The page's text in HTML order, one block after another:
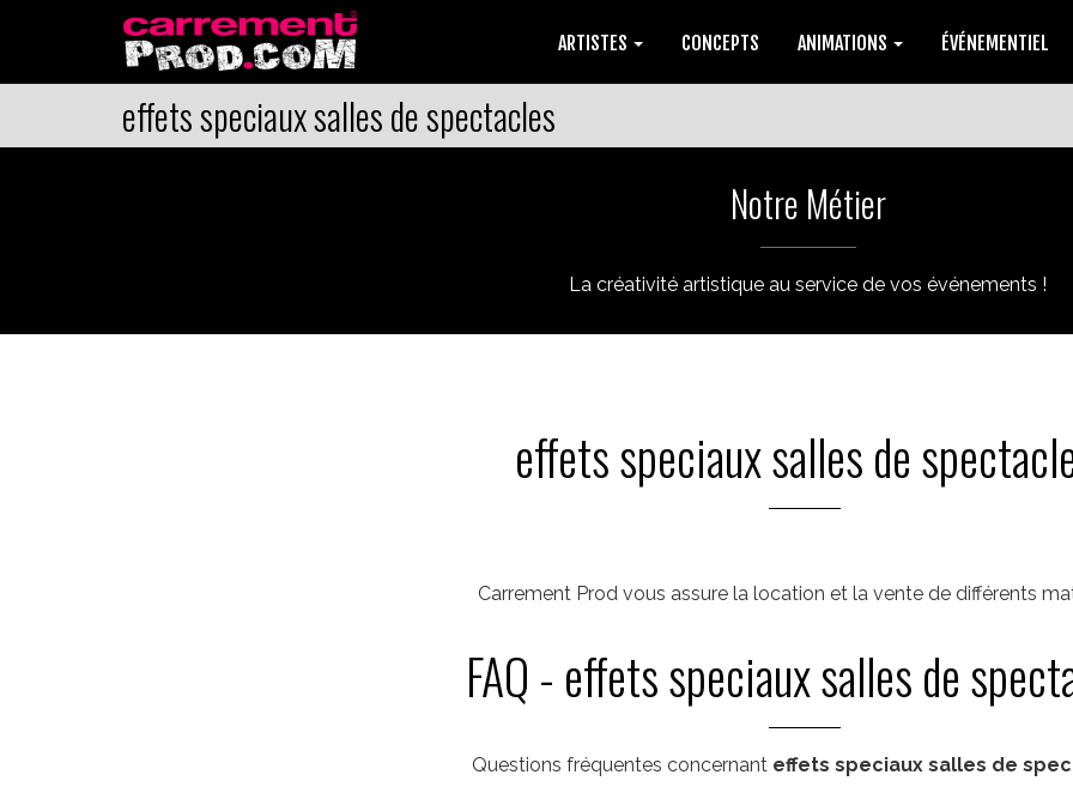
ARTISTES CONCEPTS ANIMATIONS ÉVÉNEMENTIEL
effets speciaux salles de spectacles
Notre Métier
La créativité artistique au service de vos événements !
effets speciaux salles de
Carrement Prod vous assure la location et la vente de différents
FAQ - effets speciaux salles de
Questions fréquentes concernant effets speciaux salles de